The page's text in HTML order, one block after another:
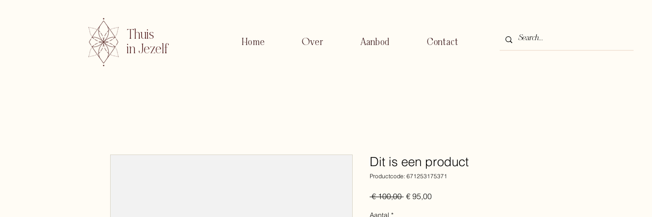
Thuis
in Jezelf
Home Over Aanbod Contact
Dit is een product
Productcode: 671253175371
€ 100,00 Normale
€ 95,00Verkoopprijs
Aantal *